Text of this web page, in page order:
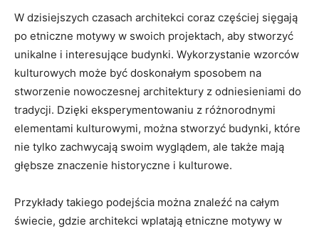
W dzisiejszych ⁢czasach ⁤architekci ⁤coraz częściej sięgają
po etniczne motywy w ⁢swoich projektach, ⁣aby stworzyć
unikalne i interesujące budynki. Wykorzystanie wzorców
kulturowych może być doskonałym ​sposobem na
stworzenie nowoczesnej architektury z odniesieniami‌ do
tradycji. Dzięki eksperymentowaniu z różnorodnymi
‌elementami kulturowymi, można stworzyć budynki, które
nie tylko zachwycają swoim‌ wyglądem, ale‌ także mają
głębsze znaczenie historyczne i ‌kulturowe.
Przykłady takiego podejścia można znaleźć na ⁤całym
świecie, gdzie architekci wplatają etniczne motywy‍ w